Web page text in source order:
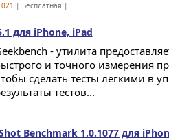
021 | Бесплатная |
для iPhone, iPad
- утилита
и точного измерения
сделать тесты легкими в
тестов...
Benchmark 1.0.1077 для